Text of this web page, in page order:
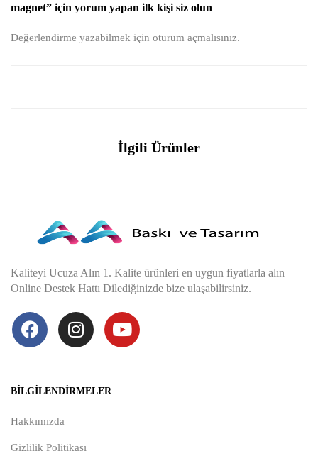
magnet” için yorum yapan ilk kişi siz olun
Değerlendirme yazabilmek için oturum açmalısınız.
İlgili Ürünler
Kaliteyi Ucuza Alın 1. Kalite ürünleri en uygun fiyatlarla alın
Online Destek Hattı Dilediğinizde bize ulaşabilirsiniz.
BILGILENDIRMELER
Hakkımızda
Gizlilik Politikası